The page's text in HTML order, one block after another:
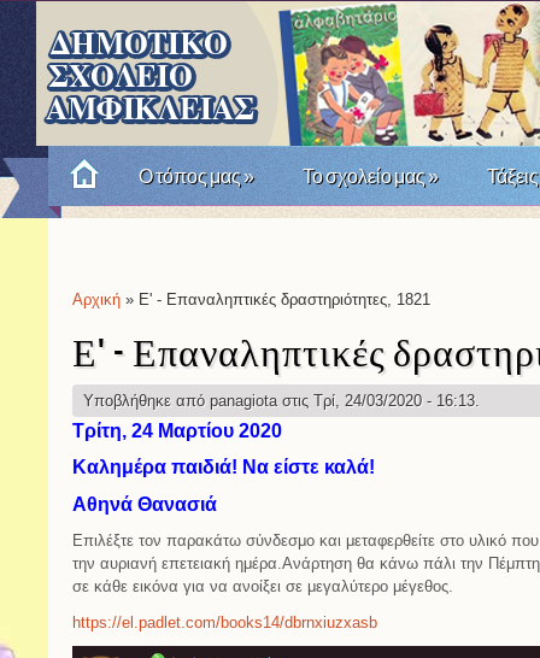
Ο τόπος μας» Το σχολείο μας» Τάξεις
Είστε εδώ
Αρχική » Ε' - Επαναληπτικές δραστηριότητες, 1821
Ε' - Επαναληπτικές
Υποβλήθηκε από panagiotaστις Τρί, 24/03/2020 - 16:13.
Τρίτη, 24 Μαρτίου 2020
Καλημέρα παιδιά! Να είστε καλά!
Αθηνά Θανασιά
Επιλέξτε τον παρακάτω σύνδεσμο και μεταφερθείτε στο υλικό
την αυριανή επετειακή ημέρα.Ανάρτηση θα κάνω πάλι την
σε κάθε εικόνα για να ανοίξει σε μεγαλύτερο μέγεθος.
https://el.padlet.com/books14/dbrnxiuzxasb